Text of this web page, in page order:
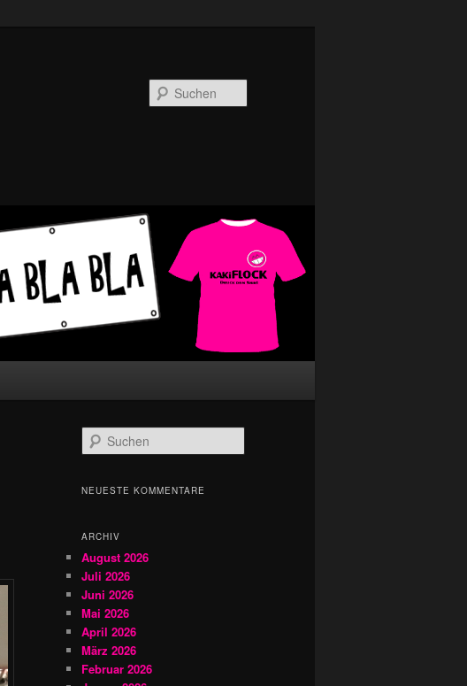
u
h
NEUESTE KOMMENTARE
ARCHIV
August 2026
Juli 2026
Juni 2026
Mai 2026
April 2026
März 2026
Februar 2026